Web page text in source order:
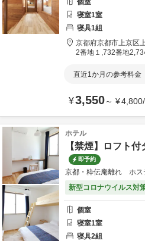
個室
寝室1室
寝具1組
京都府京都市上京区
2番地１,732番地
直近1か月の参考料金
¥3,550～ ¥4,800/
ホテル
【禁煙】ロフト
即予約
京都・粋伝庵離れ ホス
新型コロナウイルス対
個室
寝室1室
寝具2組